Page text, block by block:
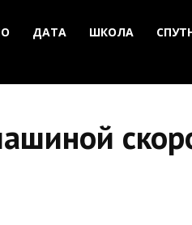
ДАТА ШКОЛА